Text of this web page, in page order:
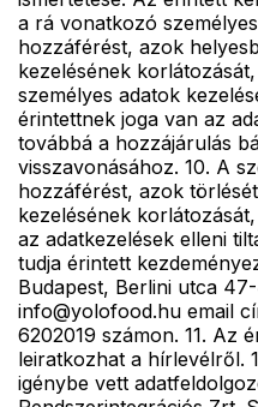
a rá vonatkozó
hozzáférést, azok
kezelésének
személyes adatok
érintettnek joga van az
továbbá a hozzájárulás
visszavonásához. 10. A
hozzáférést, azok
kezelésének
az adatkezelések elleni
tudja érintett
Budapest, Berlini utca
info@yolofood.hu email
6202019 számon. 11. Az
leiratkozhat a hírlevélről.
igénybe vett